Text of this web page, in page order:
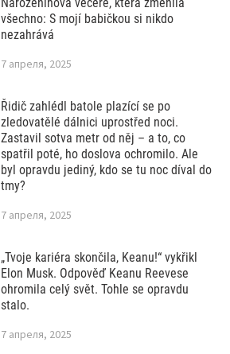
všechno: S mojí babičkou si nikdo
nezahrává
7 апреля, 2025
Řidič zahlédl batole plazící se po
zledovatělé dálnici uprostřed noci.
Zastavil sotva metr od něj – a to, co
spatřil poté, ho doslova ochromilo. Ale
byl opravdu jediný, kdo se tu noc díval do
tmy?
7 апреля, 2025
„Tvoje kariéra skončila, Keanu!“ vykřikl
Elon Musk. Odpověď Keanu Reevese
ohromila celý svět. Tohle se opravdu
stalo.
7 апреля, 2025